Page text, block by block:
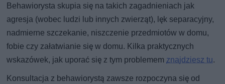
Behawiorysta skupia się na takich zagadnieniach jak
agresja (wobec ludzi lub innych zwierząt), lęk separacyjny,
nadmierne szczekanie, niszczenie przedmiotów w domu,
fobie czy załatwianie się w domu. Kilka praktycznych
wskazówek, jak uporać się z tym problemem znajdziesz tu.
Konsultacja z behawiorystą zawsze rozpoczyna się od